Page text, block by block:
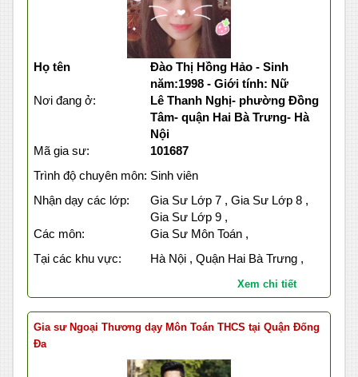
Họ tên
Đào Thị Hồng Hảo - Sinh
năm:1998 - Giới tính: Nữ
Nơi đang ở:
Lê Thanh Nghị- phường Đồng
Tâm- quận Hai Bà Trưng- Hà
Nội
Mã gia sư:
101687
Trình độ chuyên môn: Sinh viên
Nhận dạy các lớp:
Gia Sư Lớp 7 , Gia Sư Lớp 8 ,
Gia Sư Lớp 9 ,
Các môn:
Gia Sư Môn Toán ,
Tại các khu vực:
Hà Nội , Quận Hai Bà Trưng ,
Xem chi tiết
Gia sư Ngoại Thương dạy Môn Toán THCS tại Quận Đống
Đa